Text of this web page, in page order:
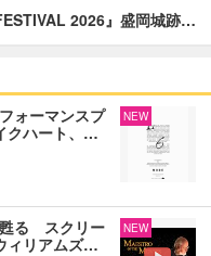
2026』盛岡城跡…
ォーマンスプ
クハート、…
NEW
甦る スクリー
ィリアムズ…
NEW